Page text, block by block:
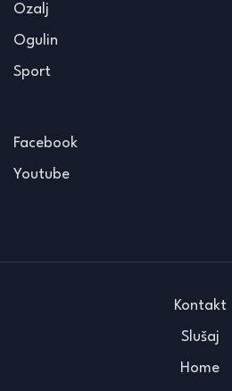
Ozalj
Ogulin
Sport
Facebook
Youtube
Kontakt
Slušaj
Home